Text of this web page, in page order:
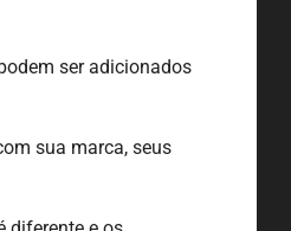
ser adicionados
sua marca, seus